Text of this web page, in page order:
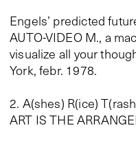
Engels’ predicted
AUTO-VIDEO M., a
visualize all your
York, febr. 1978.
2. A(shes) R(ice)
ART IS THE